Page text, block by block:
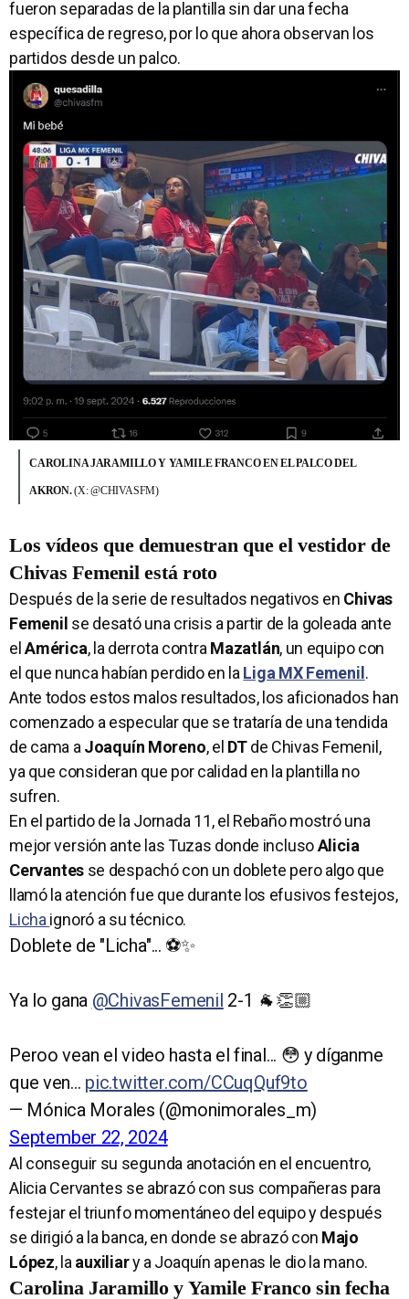
fueron separadas de la plantilla sin dar una fecha
específica de regreso, por lo que ahora observan los
partidos desde un palco.
CAROLINA JARAMILLO Y YAMILE FRANCO EN EL PALCO DEL
AKRON.(X: @CHIVASFM)
Los vídeos que demuestran que el vestidor de
Chivas Femenil está roto
Después de la serie de resultados negativos en Chivas
Femenil se desató una crisis a partir de la goleada ante
el América, la derrota contraMazatlán, un equipo con
el que nunca habían perdido en laLiga MX Femenil .
Ante todos estos malos resultados, los aficionados han
comenzado a especular que se trataría de una tendida
de cama aJoaquín Moreno, el DTde Chivas Femenil,
ya que consideran que por calidad en la plantilla no
sufren.
En el partido de la Jornada 11, el Rebaño mostró una
mejor versión ante las Tuzas donde inclusoAlicia
Cervantes se despachó con un doblete pero algo que
llamó la atención fue que durante los efusivos festejos,
Lichaignoró a su técnico.
Doblete de "Licha"... ⚽️✨️
Ya lo gana @ChivasFemenil 2-1 🐐👏🏼
Peroo vean el video hasta el final... 😳 y díganme
que ven... pic.twitter.com/CCuqQuf9to
— Mónica Morales (@monimorales_m)
September 22, 2024
Al conseguir su segunda anotación en el encuentro,
Alicia Cervantes se abrazó con sus compañeras para
festejar el triunfo momentáneo del equipo y después
se dirigió a la banca, en donde se abrazó con Majo
López, laauxiliary a Joaquín apenas le dio la mano.
Carolina Jaramillo y Yamile Franco sin fecha